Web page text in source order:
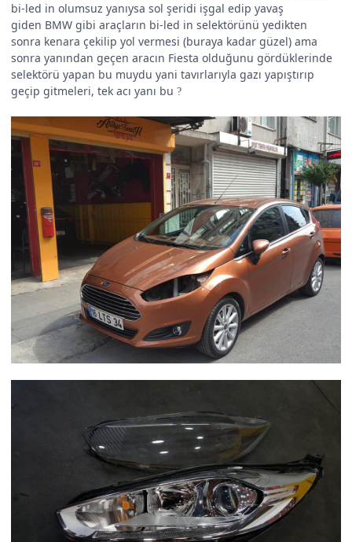
bi-led in olumsuz yanıysa sol şeridi işgal edip yavaş
giden BMW gibi araçların bi-led in selektörünü yedikten
sonra kenara çekilip yol vermesi (buraya kadar güzel) ama
sonra yanından geçen aracın Fiesta olduğunu gördüklerinde
selektörü yapan bu muydu yani tavırlarıyla gazı yapıştırıp
geçip gitmeleri, tek acı yanı bu ?